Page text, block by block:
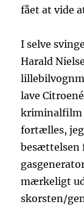
fået at vide
I selve
Harald
lave
kriminalfilm
fortælles,
besættelsen
mærkeligt
skorsten/